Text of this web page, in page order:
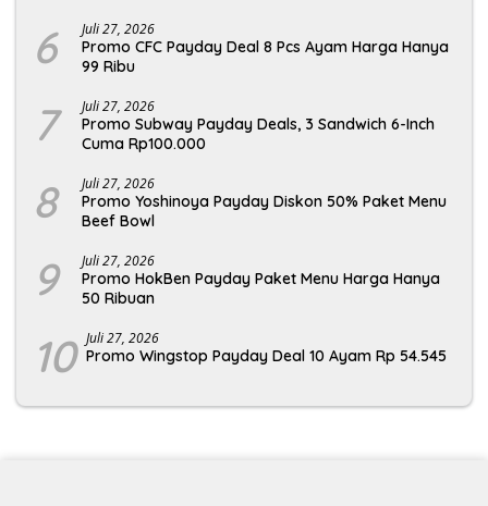
6 Juli 27, 2026
Promo CFC Payday Deal 8 Pcs Ayam Harga Hanya
99 Ribu
7 Juli 27, 2026
Promo Subway Payday Deals, 3 Sandwich 6-Inch
Cuma Rp100.000
8 Juli 27, 2026
Promo Yoshinoya Payday Diskon 50% Paket Menu
Beef Bowl
9 Juli 27, 2026
Promo HokBen Payday Paket Menu Harga Hanya
50 Ribuan
10 Juli 27, 2026
Promo Wingstop Payday Deal 10 Ayam Rp 54.545